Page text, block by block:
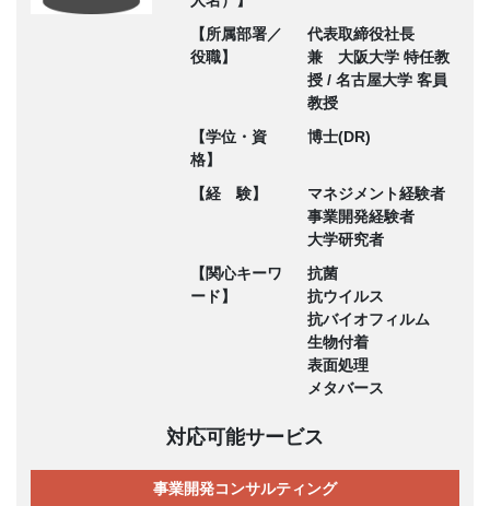
【所属部署／
役職】
代表取締役社長
兼 大阪大学 特任教
授 / 名古屋大学 客員
教授
【学位・資
格】
博士(DR)
【経 験】
マネジメント経験者
事業開発経験者
大学研究者
【関心キーワ
ード】
抗菌
抗ウイルス
抗バイオフィルム
生物付着
表面処理
メタバース
対応可能サービス
事業開発コンサルティング